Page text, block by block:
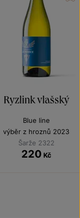
Ryzlink vlašský
Blue line
výběr z hroznů 2023
Šarže 2322
220 Kč